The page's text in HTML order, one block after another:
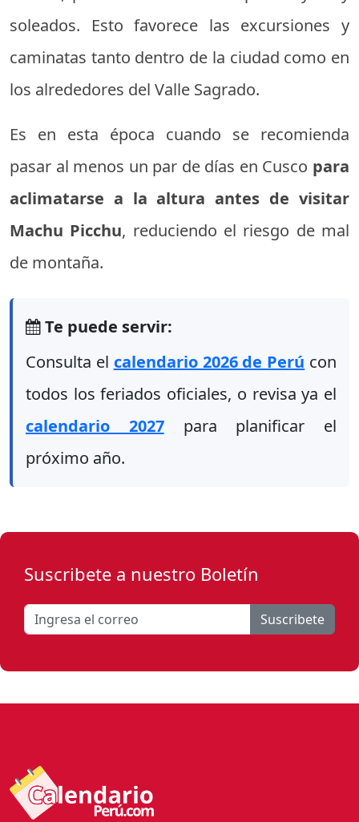
soleados. Esto favorece las excursiones y
caminatas tanto dentro de la ciudad como en
los alrededores del Valle Sagrado.
Es en esta época cuando se recomienda
pasar al menos un par de días en Cusco para
aclimatarse a la altura antes de visitar
Machu Picchu, reduciendo el riesgo de mal
de montaña.
Te puede servir:
Consulta el calendario 2026 de Perú con
todos los feriados oficiales, o revisa ya el
calendario 2027para planificar el
próximo año.
Suscribete a nuestro Boletín
Suscribete